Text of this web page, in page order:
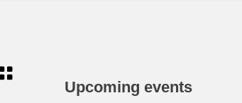
харчування, здоров'я та
Upcoming events